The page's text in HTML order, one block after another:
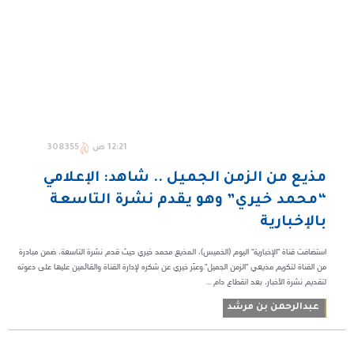
12:21 ص 308355
مذيع من الزمن الجميل .. شاهد: الإعلامي
“محمد خيري” وهو يقدم نشرة التاسعة
بالإخبارية
استضافت قناة "الإخبارية" اليوم (الخميس)، المذيع محمد خيري حيث قدم نشرة التاسعة، ضمن مبادرة
من القناة لتكريم مذيعي "الزمن الجميل".وعبّر خيري عن شكره لإدارة القناة والقائمين عليها على دعوته
لتقديم نشرة الأخبار، بعد انقطاع دام ...
عبدالرحمن بن مرشد